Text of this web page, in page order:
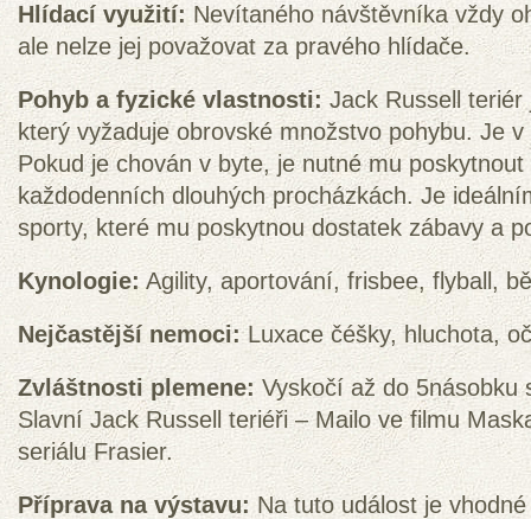
Hlídací využití: Nevítaného návštěvníka vždy
ale nelze jej považovat za pravého hlídače.
Pohyb a fyzické vlastnosti:Jack Russell teriér
který vyžaduje obrovské množstvo pohybu. Je
Pokud je chován v byte, je nutné mu
každodenních dlouhých procházkách. Je
sporty, které mu poskytnou dostatek zábavy a
Kynologie: Agility, aportování, frisbee, flyball,
Nejčastější nemoci:Luxace čéšky, hluchota,
Zvláštnosti plemene: Vyskočí až do 5násobku
Slavní Jack Russell teriéři – Mailo ve filmu
seriálu Frasier.
Příprava na výstavu: Na tuto událost je